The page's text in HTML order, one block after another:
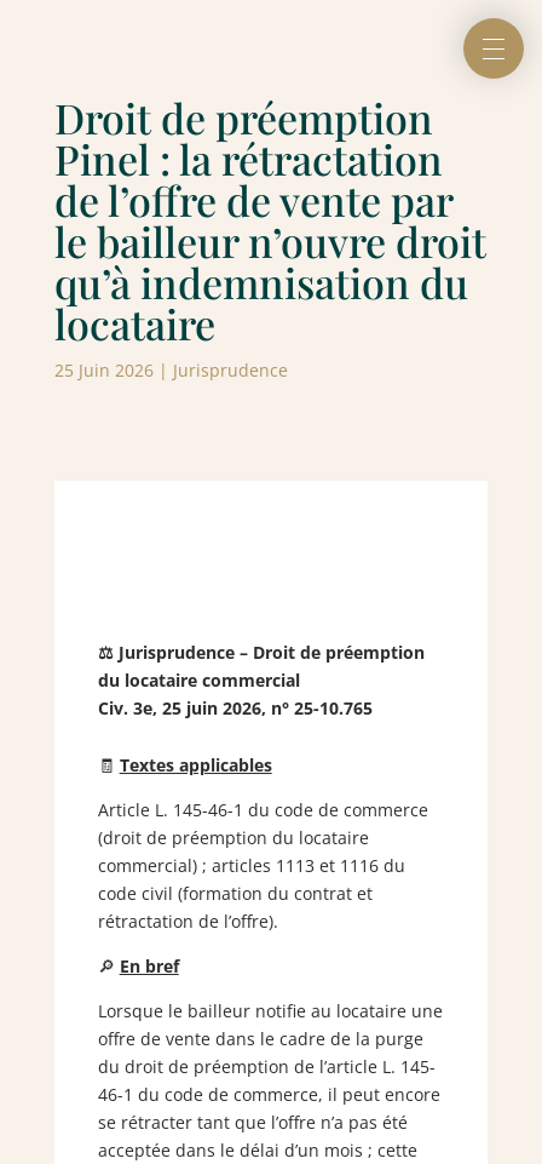
Droit de préemption
Pinel : la rétractation
de l’offre de vente par
le bailleur n’ouvre droit
qu’à indemnisation du
locataire
25 Juin 2026| Jurisprudence
⚖️ Jurisprudence – Droit de préemption
du locataire commercial
Civ. 3e, 25 juin 2026, n° 25-10.765
🧾 Textes applicables
Article L. 145-46-1 du code de commerce
(droit de préemption du locataire
commercial) ; articles 1113 et 1116 du
code civil (formation du contrat et
rétractation de l’offre).
🔎 En bref
Lorsque le bailleur notifie au locataire une
offre de vente dans le cadre de la purge
du droit de préemption de l’article L. 145-
46-1 du code de commerce, il peut encore
se rétracter tant que l’offre n’a pas été
acceptée dans le délai d’un mois ; cette